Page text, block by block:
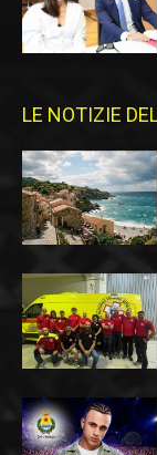
LE NOTIZIE